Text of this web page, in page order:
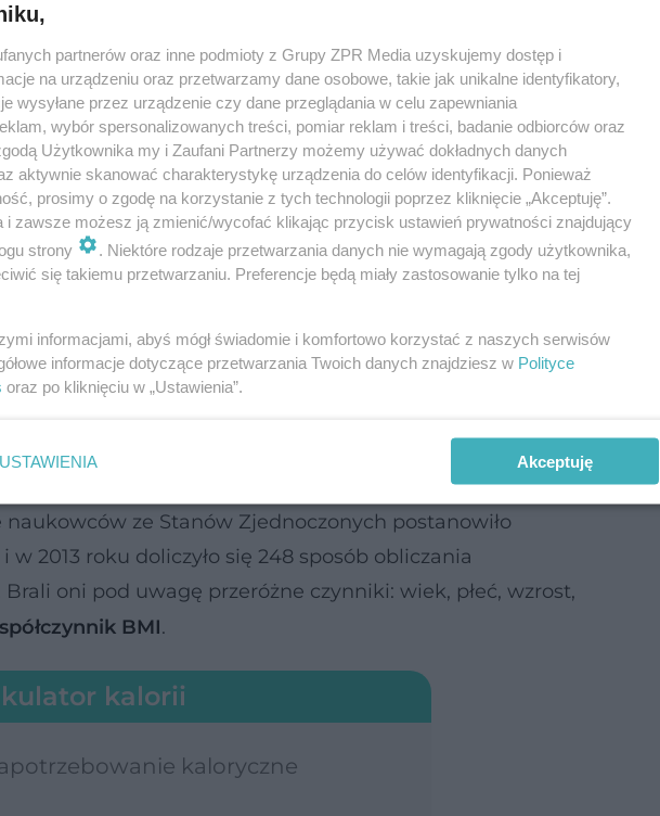
i skutecznej utraty wagi. Znajomość tego
kalorycznego na diecie redukcyjnej.
liczyć kalorie?
się wiele wzorów obliczania zapotrzebowania
sprawdzić, próbując wykorzystać jeden z wielu
ze Stanów Zjednoczonych postanowiło
2013 roku doliczyło się 248 sposób obliczania
Brali oni pod uwagę przeróżne czynniki: wiek, płeć, wzrost,
BMI.
kalorii
kaloryczne
partnerów oraz inne podmioty z Grupy ZPR Media uzyskujemy dostęp i
na urządzeniu oraz przetwarzamy dane osobowe, takie jak unikalne identyfikatory,
wysyłane przez urządzenie czy dane przeglądania w celu zapewniania
wybór spersonalizowanych treści, pomiar reklam i treści, badanie odbiorców oraz
Użytkownika my i Zaufani Partnerzy możemy używać dokładnych danych
aktywnie skanować charakterystykę urządzenia do celów identyfikacji. Ponieważ
prosimy o zgodę na korzystanie z tych technologii poprzez kliknięcie „Akceptuję”.
i zawsze możesz ją zmienić/wycofać klikając przycisk ustawień prywatności znajdujący
strony
. Niektóre rodzaje przetwarzania danych nie wymagają zgody użytkownika,
się takiemu przetwarzaniu. Preferencje będą miały zastosowanie tylko na tej
informacjami, abyś mógł świadomie i komfortowo korzystać z naszych serwisów
informacje dotyczące przetwarzania Twoich danych znajdziesz w Polityce
oraz po kliknięciu w „Ustawienia”.
USTAWIENIA Akceptuję